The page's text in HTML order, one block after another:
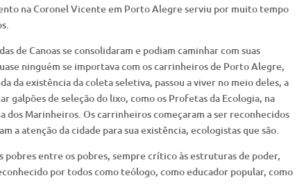
na Coronel Vicente em Porto Alegre serviu por muito tempo
de Canoas se consolidaram e podiam caminhar com suas
ninguém se importava com os carrinheiros de Porto Alegre,
da existência da coleta seletiva, passou a viver no meio deles, a
galpões de seleção do lixo, como os Profetas da Ecologia, na
dos Marinheiros. Os carrinheiros começaram a ser reconhecidos
a atenção da cidade para sua existência, ecologistas que são.
pobres entre os pobres, sempre crítico às estruturas de poder,
por todos como teólogo, como educador popular, como